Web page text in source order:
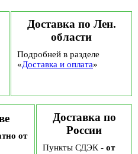
Доставка по Лен.
области
Подробней в разделе
«Доставка и оплата»
от
Доставка по
России
Пункты СДЭК - от